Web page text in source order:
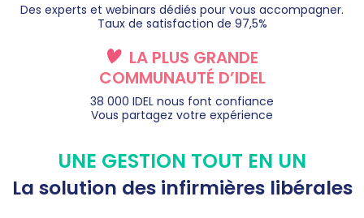
Des experts et webinars dédiés pour vous accompagner.
Taux de satisfaction de 97,5%
LA PLUS GRANDE
COMMUNAUTÉ D’IDEL
38 000 IDEL nous font confiance
Vous partagez votre expérience
UNE GESTION TOUT EN UN
La solution des infirmières libérales